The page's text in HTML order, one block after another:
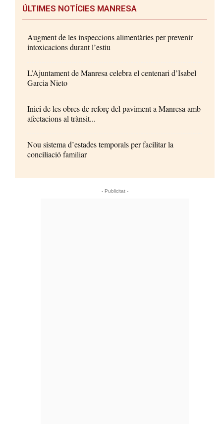
ÚLTIMES NOTÍCIES MANRESA
Augment de les inspeccions alimentàries per prevenir
intoxicacions durant l’estiu
L’Ajuntament de Manresa celebra el centenari d’Isabel
Garcia Nieto
Inici de les obres de reforç del paviment a Manresa amb
afectacions al trànsit...
Nou sistema d’estades temporals per facilitar la
conciliació familiar
- Publicitat -